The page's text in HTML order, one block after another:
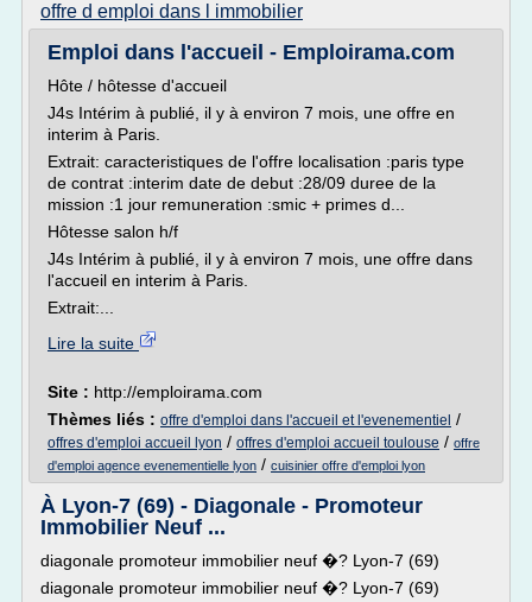
offre d emploi dans l immobilier
Emploi dans l'accueil - Emploirama.com
Hôte / hôtesse d'accueil
J4s Intérim à publié, il y à environ 7 mois, une offre en
interim à Paris.
Extrait: caracteristiques de l'offre localisation :paris type
de contrat :interim date de debut :28/09 duree de la
mission :1 jour remuneration :smic + primes d...
Hôtesse salon h/f
J4s Intérim à publié, il y à environ 7 mois, une offre dans
l'accueil en interim à Paris.
Extrait:...
Lire la suite
Site : http://emploirama.com
Thèmes liés : offre d'emploi dans l'accueil et l'evenementiel /
offres d'emploi accueil lyon / offres d'emploi accueil toulouse / offre
d'emploi agence evenementielle lyon / cuisinier offre d'emploi lyon
À Lyon-7 (69) - Diagonale - Promoteur
Immobilier Neuf ...
diagonale promoteur immobilier neuf �? Lyon-7 (69)
diagonale promoteur immobilier neuf �? Lyon-7 (69)